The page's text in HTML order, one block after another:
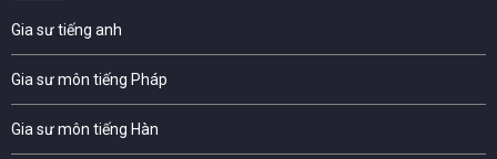
Gia sư tiếng anh
Gia sư môn tiếng Pháp
Gia sư môn tiếng Hàn